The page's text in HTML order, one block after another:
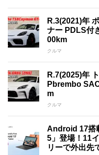
R.3(2021)年
ナー PDLS付
00km
クルマ
R.7(2025)年
Pbrembo
m
クルマ
Android 17搭
5」登場！11
リーで外出先